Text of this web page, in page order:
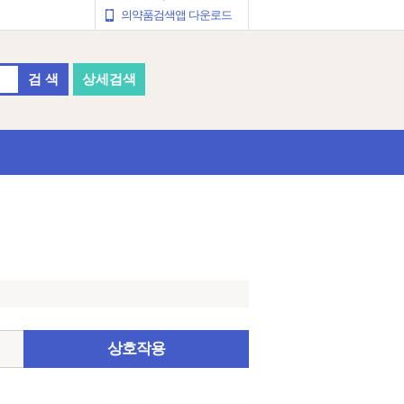
의약품검색앱 다운로드
검 색 상세검색
상호작용